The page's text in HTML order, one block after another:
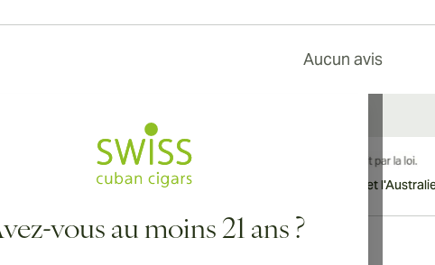
Aucun avis
vous au moins 21 ans ?
internationale disponible vers le Canada, le Royaume-Uni et